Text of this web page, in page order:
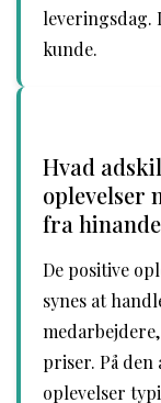
leveringsdag.
kunde.
Hvad
oplevelser
fra
De positive
synes at
priser. På den
oplevelser